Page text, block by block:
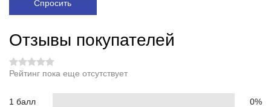
Спросить
Отзывы покупателей
Рейтинг пока еще отсутствует
1 балл 0%